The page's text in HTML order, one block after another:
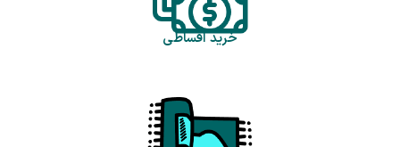
خرید اقساطی